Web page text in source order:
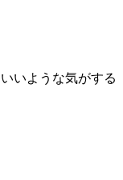
いような気がする